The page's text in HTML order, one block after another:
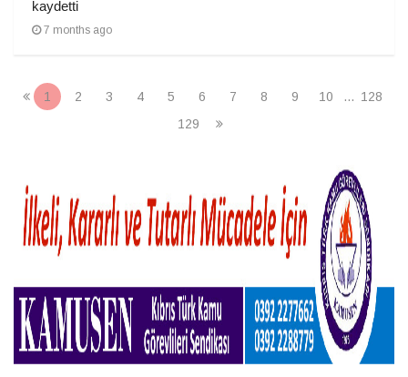
kaydetti
7 months ago
1 2 3 4 5 6 7 8 9 10 ... 128
129